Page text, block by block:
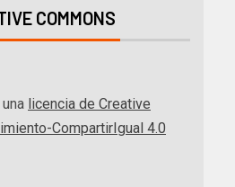
COMMONS
licencia de Creative
CompartirIgual 4.0